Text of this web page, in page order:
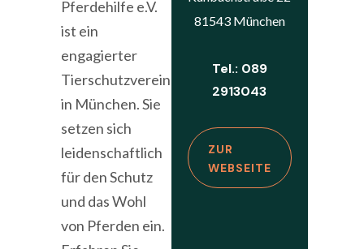
Pferdehilfe e.V.
ist ein
engagierter
Tierschutzverein
in München. Sie
setzen sich
leidenschaftlich
für den Schutz
und das Wohl
von Pferden ein.
81543 München
Tel.: 089
2913043
ZUR
WEBSEITE